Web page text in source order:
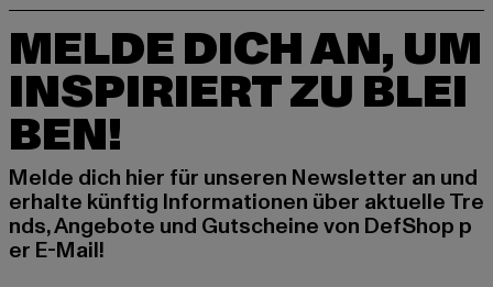
MELDE DICH AN, UM
INSPIRIERT ZU BLEI
BEN!
Melde dich hier für unseren Newsletter an und
erhalte künftig Informationen über aktuelle Tre
nds, Angebote und Gutscheine von DefShop p
er E-Mail!